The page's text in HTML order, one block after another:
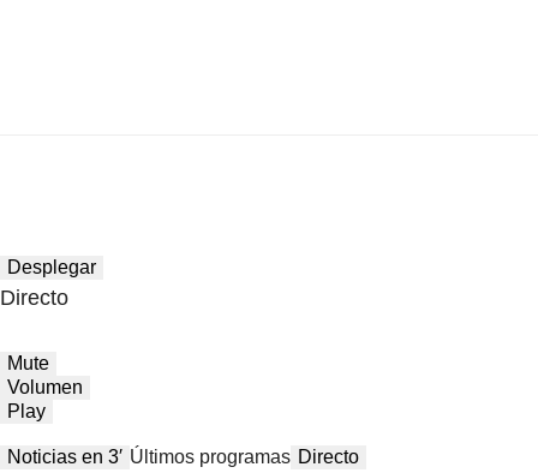
Desplegar
Directo
Mute
Volumen
Play
Noticias en 3′ Últimos programas Directo